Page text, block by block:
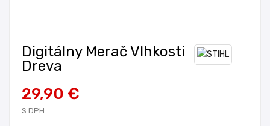
Digitálny Merač Vlhkosti
Dreva
29,90 €
S DPH